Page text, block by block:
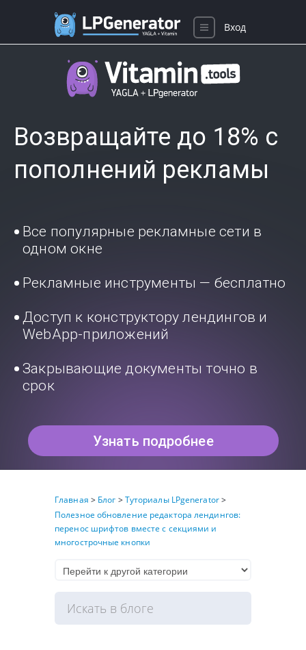
Возвращайте до 18% с
пополнений рекламы
Все популярные рекламные сети в
одном окне
Рекламные инструменты — бесплатно
Доступ к конструктору лендингов и
WebApp-приложений
Закрывающие документы точно в
срок
Узнать подробнее
Главная > Блог >Туториалы LPgenerator>
Полезное обновление редактора лендингов:
перенос шрифтов вместе с секциями и
многострочные кнопки
Вход